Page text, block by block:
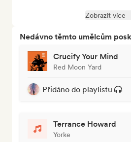
Zobrazit více
Nedávno těmto umělcům
Crucify Your Mind
Red Moon Yard
Přidáno do playlistu
Terrance Howard
Yorke